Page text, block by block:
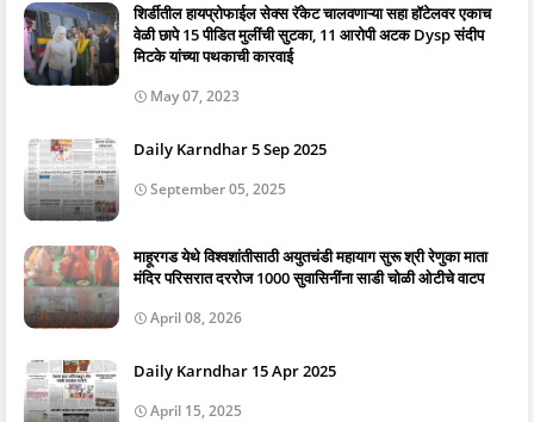
शिर्डीतील हायप्रोफाईल सेक्स रॅकेट चालवणाऱ्या सहा हॉटेलवर एकाच
वेळी छापे 15 पीडित मुलींची सुटका, 11 आरोपी अटक Dysp संदीप
मिटके यांच्या पथकाची कारवाई
May 07, 2023
Daily Karndhar 5 Sep 2025
September 05, 2025
माहूरगड येथे विश्वशांतीसाठी अयुतचंडी महायाग सुरू श्री रेणुका माता
मंदिर परिसरात दररोज 1000 सुवासिनींना साडी चोळी ओटीचे वाटप
April 08, 2026
Daily Karndhar 15 Apr 2025
April 15, 2025